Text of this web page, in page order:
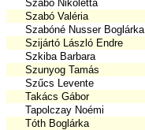
Szabó Nikoletta
Szabó Valéria
Szabóné Nusser Boglárka
Szijártó László Endre
Szkiba Barbara
Szunyog Tamás
Szűcs Levente
Takács Gábor
Tapolczay Noémi
Tóth Boglárka